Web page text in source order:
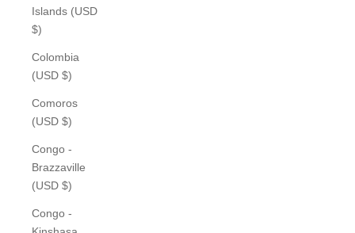
Islands (USD
$)
Colombia
(USD $)
Comoros
(USD $)
Congo -
Brazzaville
(USD $)
Congo -